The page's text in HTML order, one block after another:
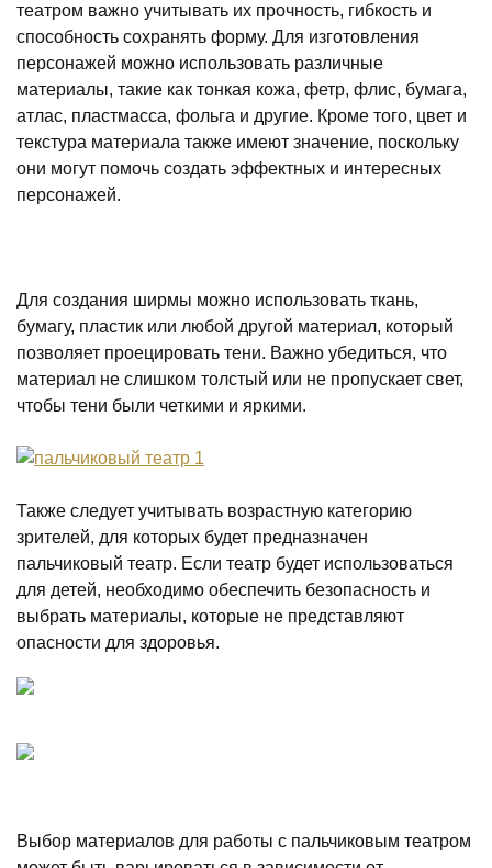
театром важно учитывать их прочность, гибкость и
способность сохранять форму. Для изготовления
персонажей можно использовать различные
материалы, такие как тонкая кожа, фетр, флис, бумага,
атлас, пластмасса, фольга и другие. Кроме того, цвет и
текстура материала также имеют значение, поскольку
они могут помочь создать эффектных и интересных
персонажей.
Для создания ширмы можно использовать ткань,
бумагу, пластик или любой другой материал, который
позволяет проецировать тени. Важно убедиться, что
материал не слишком толстый или не пропускает свет,
чтобы тени были четкими и яркими.
Также следует учитывать возрастную категорию
зрителей, для которых будет предназначен
пальчиковый театр. Если театр будет использоваться
для детей, необходимо обеспечить безопасность и
выбрать материалы, которые не представляют
опасности для здоровья.
Выбор материалов для работы с пальчиковым театром